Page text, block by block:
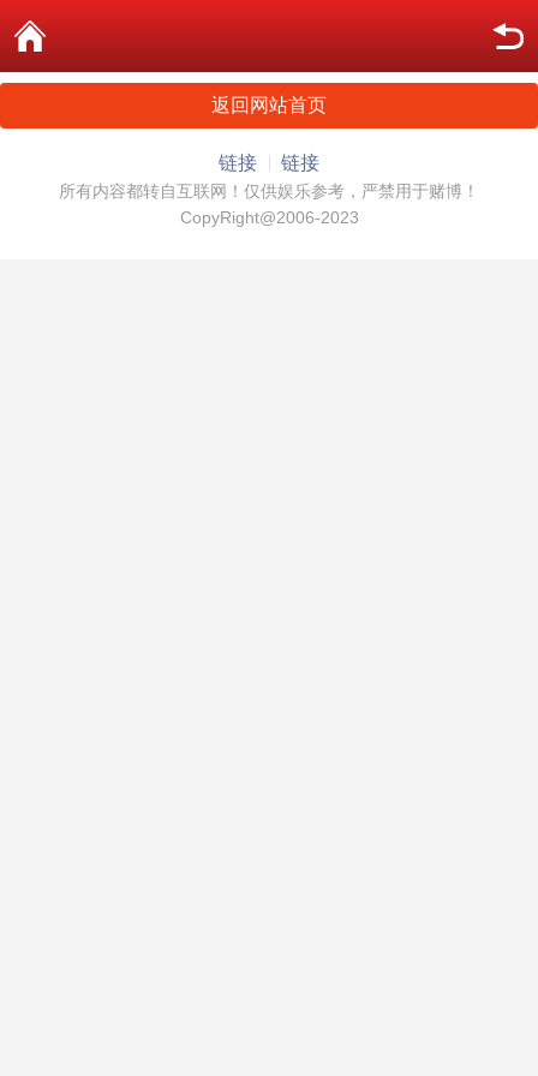
返回网站首页
链接 链接
所有内容都转自互联网！仅供娱乐参考，严禁用于赌博！
CopyRight@2006-2023